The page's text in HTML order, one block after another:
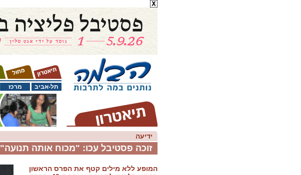
מרכז תל-אביב
ידיעה
זוכה פסטיבל עכו: "מכוח אותה תנועה"
המופע ללא מילים קטף את הפרס הראשון